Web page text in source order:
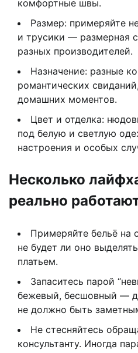
комфортные швы.
Размер: примеряйте
и трусики — размерная
разных производителей.
Назначение: разные
романтических
домашних моментов.
Цвет и отделка:
под белую и светлую
настроения и особых
Несколько
реально
Примеряйте бельё на
не будет ли оно
платьем.
Запаситесь парой
бежевый, бесшовный —
не должно быть
Не стесняйтесь
консультанту. Иногда